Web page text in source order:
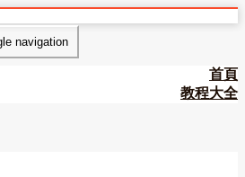
navigation
首頁
教程大全